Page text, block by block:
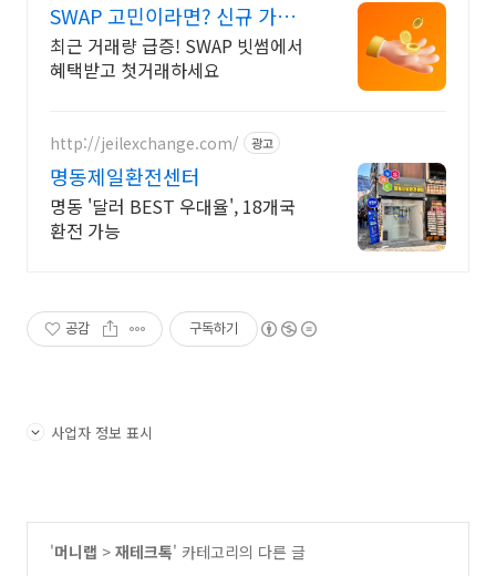
SWAP 고민이라면? 신규 가입
시 5만원 혜택
최근 거래량 급증! SWAP 빗썸에서
혜택받고 첫거래하세요
http://jeilexchange.com/ 광고
명동제일환전센터
명동 '달러 BEST 우대율', 18개국
환전 가능
공감 구독하기
사업자 정보 표시
'머니랩 > 재테크톡' 카테고리의 다른 글